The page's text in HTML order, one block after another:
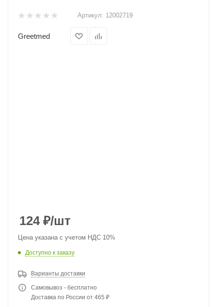
Артикул: 12002719
Greetmed
124₽/шт
Цена указана с учетом НДС 10%
Доступно к заказу
Варианты доставки
Самовывоз - бесплатно
Доставка по России от 465 ₽